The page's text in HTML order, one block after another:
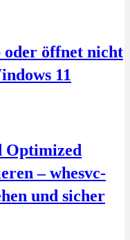
öffnet nicht
11
Optimized
– whesvc-
und sicher